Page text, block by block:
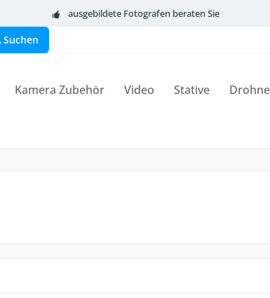
ausgebildete Fotografen beraten Sie
Suchen
Kamera Zubehör Video Stative